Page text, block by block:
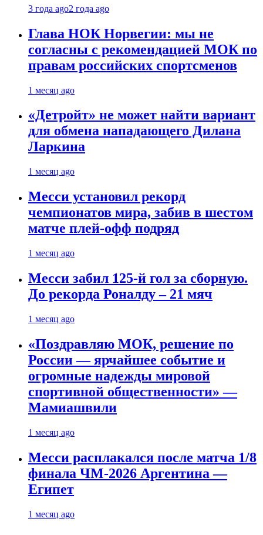
3 года ago2 года ago
Глава НОК Норвегии: мы не
согласны с рекомендацией МОК по
правам российских спортсменов
1 месяц ago
«Детройт» не может найти вариант
для обмена нападающего Дилана
Ларкина
1 месяц ago
Месси установил рекорд
чемпионатов мира, забив в шестом
матче плей‑офф подряд
1 месяц ago
Месси забил 125-й гол за сборную.
До рекорда Роналду – 21 мяч
1 месяц ago
«Поздравляю МОК, решение по
России — ярчайшее событие и
огромные надежды мировой
спортивной общественности» —
Мамиашвили
1 месяц ago
Месси расплакался после матча 1/8
финала ЧМ-2026 Аргентина —
Египет
1 месяц ago